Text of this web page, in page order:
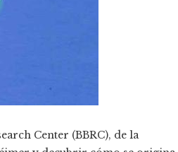
Center (BBRC), de la